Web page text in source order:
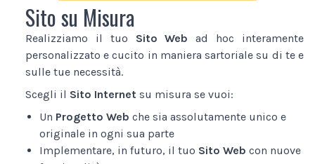
Sito su Misura
Realizziamo il tuo Sito Web ad hoc interamente
personalizzato e cucito in maniera sartoriale su di te e
sulle tue necessità.
Scegli il Sito Internet su misura se vuoi:
Un Progetto Web che sia assolutamente unico e
originale in ogni sua parte
Implementare, in futuro, il tuo Sito Web con nuove